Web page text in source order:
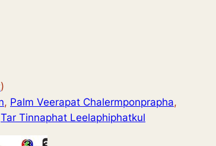
)
, Palm Veerapat Chalermponprapha
Tar Tinnaphat Leelaphiphatkul